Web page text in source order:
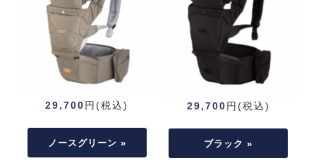
29,700円(税込)
ノースグリーン »
29,700円(税込)
ブラック »